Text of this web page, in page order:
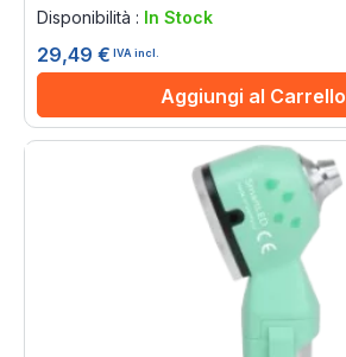
Disponibilità : In Stock
29,49 € IVA incl.
Aggiungi al Carrello